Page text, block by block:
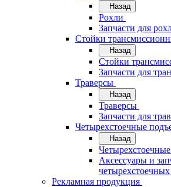
Назад
Рохли
Запчасти для
Стойки
Назад
Стойки
Запчасти для
Траверсы
Назад
Траверсы
Запчасти для
Четырехстоечные
Назад
Аксессуары и
Рекламная продукция